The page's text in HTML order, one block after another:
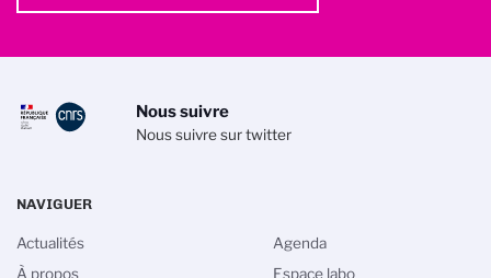
Nous suivre
Nous suivre sur twitter
NAVIGUER
Actualités
À propos
Agenda
Espace labo